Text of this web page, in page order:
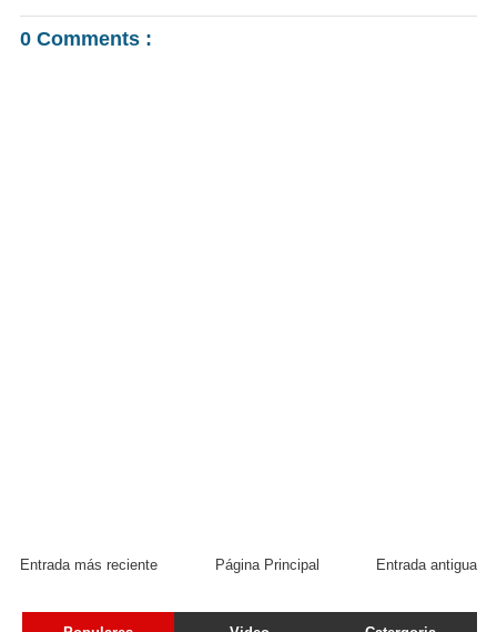
0 Comments :
Entrada más reciente Entrada antigua
Página Principal